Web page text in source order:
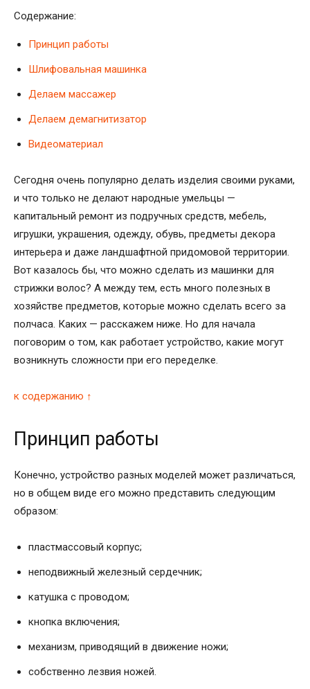
Содержание:
Принцип работы
Шлифовальная машинка
Делаем массажер
Делаем демагнитизатор
Видеоматериал
Сегодня очень популярно делать изделия своими руками,
и что только не делают народные умельцы —
капитальный ремонт из подручных средств, мебель,
игрушки, украшения, одежду, обувь, предметы декора
интерьера и даже ландшафтной придомовой территории.
Вот казалось бы, что можно сделать из машинки для
стрижки волос? А между тем, есть много полезных в
хозяйстве предметов, которые можно сделать всего за
полчаса. Каких — расскажем ниже. Но для начала
поговорим о том, как работает устройство, какие могут
возникнуть сложности при его переделке.
к содержанию ↑
Принцип работы
Конечно, устройство разных моделей может различаться,
но в общем виде его можно представить следующим
образом:
пластмассовый корпус;
неподвижный железный сердечник;
катушка с проводом;
кнопка включения;
механизм, приводящий в движение ножи;
собственно лезвия ножей.